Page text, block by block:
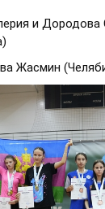
и Дородова
Жасмин